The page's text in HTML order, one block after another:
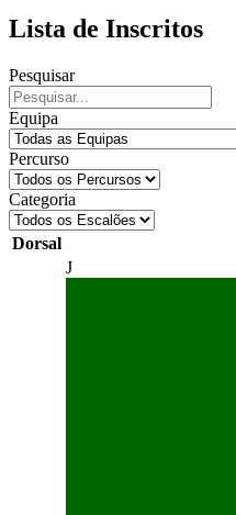
Lista de Inscritos
Pesquisar
Equipa
Percurso
Categoria
Dorsal
J